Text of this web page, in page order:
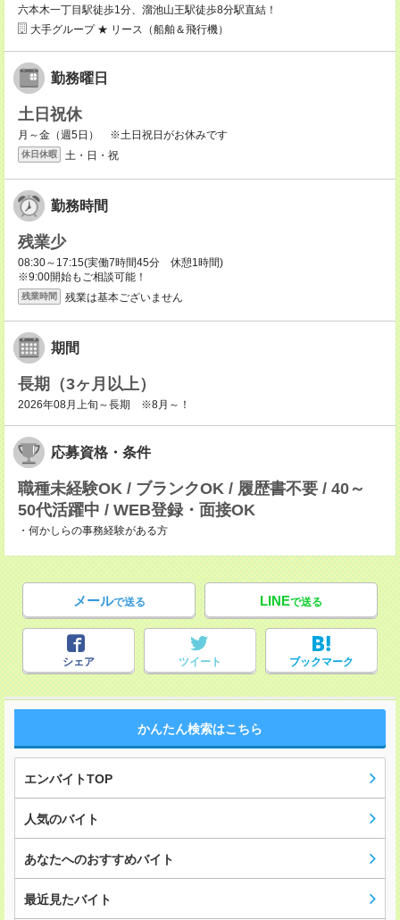
六本木一丁目駅徒歩1分、溜池山王駅徒歩8分駅直結！
大手グループ ★ リース（船舶＆飛行機）
勤務曜日
土日祝休
月～金（週5日） ※土日祝日がお休みです
休日休暇 土・日・祝
勤務時間
残業少
08:30～17:15(実働7時間45分 休憩1時間)
※9:00開始もご相談可能！
残業時間 残業は基本ございません
期間
長期（3ヶ月以上）
2026年08月上旬～長期 ※8月～！
応募資格・条件
職種未経験OK / ブランクOK / 履歴書不要 / 40～
50代活躍中 / WEB登録・面接OK
・何かしらの事務経験がある方
メールで送る LINEで送る
シェア ツイート ブックマーク
かんたん検索はこちら
エンバイトTOP
人気のバイト
あなたへのおすすめバイト
最近見たバイト